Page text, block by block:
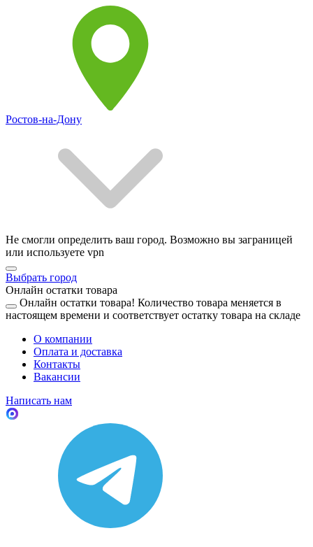
Ростов-на-Дону
Не смогли определить ваш город. Возможно вы заграницей
или используете vpn
Выбрать город
Онлайн остатки товара
Онлайн остатки товара! Количество товара меняется в
настоящем времени и соответствует остатку товара на складе
О компании
Оплата и доставка
Контакты
Вакансии
Написать нам